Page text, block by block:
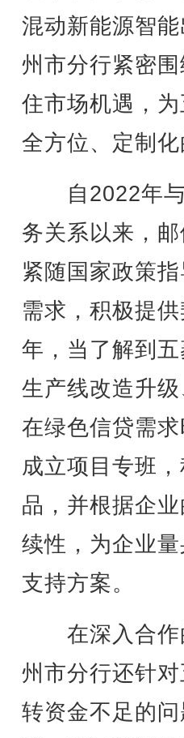
混动新能源智
州市分行紧密
住市场机遇，
全方位、定制化
自2022年与
务关系以来，
紧随国家政策
需求，积极提
年，当了解到
生产线改造升
在绿色信贷需
成立项目专班
品，并根据企
续性，为企业
支持方案。
在深入合作
州市分行还针
转资金不足的